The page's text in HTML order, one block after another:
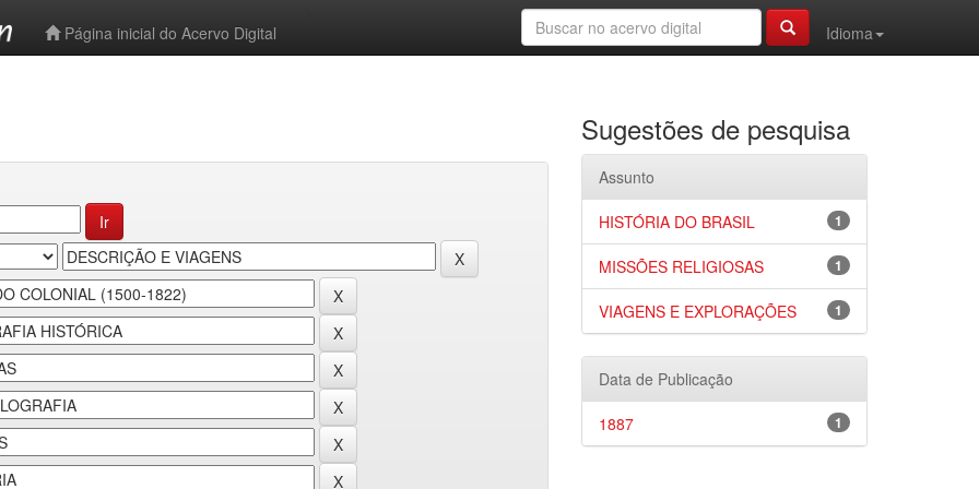
Página inicial do Acervo Digital
Idioma
Sugestões de pesquisa
Assunto
1
HISTÓRIA DO BRASIL
1
MISSÕES RELIGIOSAS
1
VIAGENS E EXPLORAÇÕES
Data de Publicação
1
1887